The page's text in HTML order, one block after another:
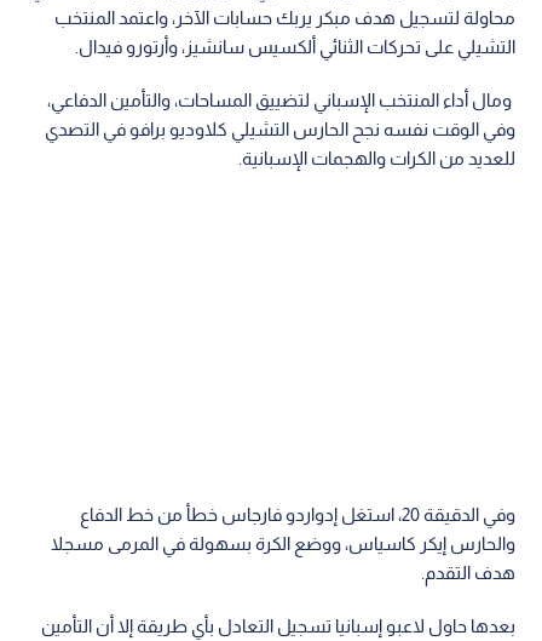
محاولة لتسجيل هدف مبكر يربك حسابات الآخر، واعتمد المنتخب
التشيلي على تحركات الثنائي ألكسيس سانشيز، وأرتورو فيدال.
ومال أداء المنتخب الإسباني لتضييق المساحات، والتأمين الدفاعي،
وفي الوقت نفسه نجح الحارس التشيلي كلاوديو برافو في التصدي
للعديد من الكرات والهجمات الإسبانية.
وفي الدقيقة 20، استغل إدواردو فارجاس خطأ من خط الدفاع
والحارس إيكر كاسياس، ووضع الكرة بسهولة في المرمى مسجلا
هدف التقدم.
بعدها حاول لاعبو إسبانيا تسجيل التعادل بأي طريقة إلا أن التأمين